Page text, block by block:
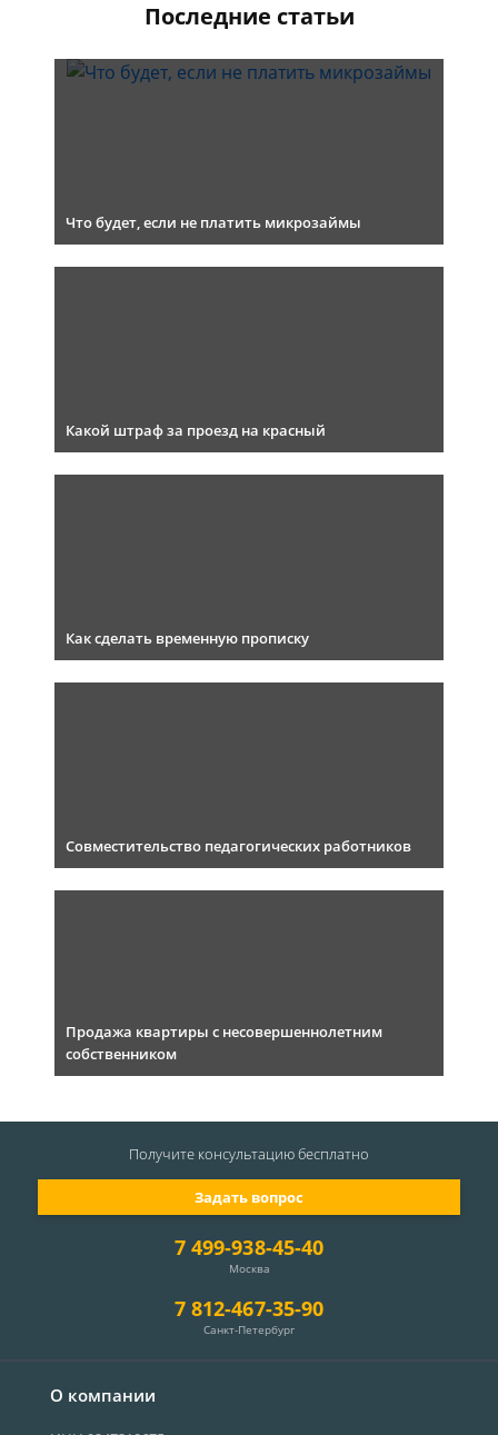
Последние статьи
Что будет, если не платить микрозаймы
Какой штраф за проезд на красный
Как сделать временную прописку
Совместительство педагогических работников
Продажа квартиры с несовершеннолетним
собственником
О компании
7 499-938-45-40
Москва
7 812-467-35-90
Санкт-Петербург
Задать вопрос
Получите консультациюбесплатно